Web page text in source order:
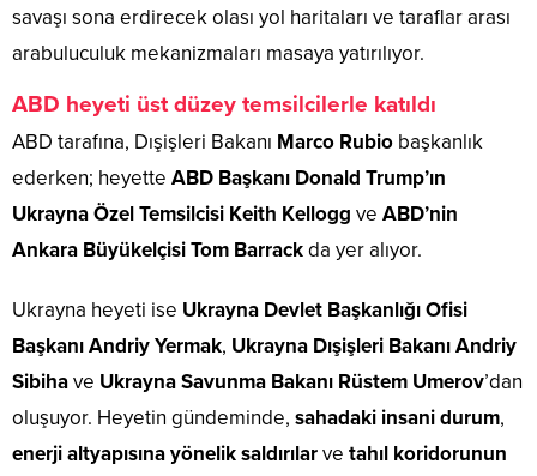
savaşı sona erdirecek olası yol haritaları ve taraflar arası
arabuluculuk mekanizmaları masaya yatırılıyor.
ABD heyeti üst düzey temsilcilerle katıldı
ABD tarafına, Dışişleri Bakanı Marco Rubio başkanlık
ederken; heyette ABD Başkanı Donald Trump’ın
Ukrayna Özel Temsilcisi Keith Kellogg ve ABD’nin
Ankara Büyükelçisi Tom Barrackda yer alıyor.
Ukrayna heyeti ise Ukrayna Devlet Başkanlığı Ofisi
Başkanı Andriy Yermak, Ukrayna Dışişleri Bakanı Andriy
Sibihave Ukrayna Savunma Bakanı Rüstem Umerov’dan
oluşuyor. Heyetin gündeminde, sahadaki insani durum,
enerji altyapısına yönelik saldırılarve tahıl koridorunun